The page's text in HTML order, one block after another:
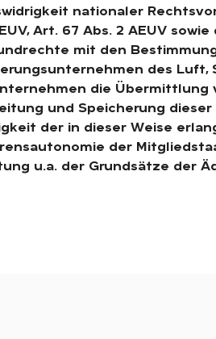
nationaler
Art. 67 Abs. 2 AEUV
mit den
des Luft,
die Übermittlung
und Speicherung
der in dieser Weise
der
u.a. der Grundsätze der